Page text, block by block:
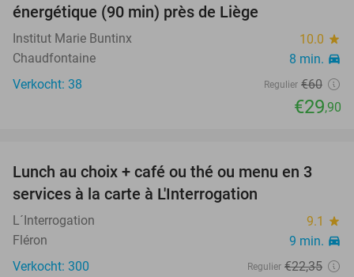
énergétique (90 min) près de Liège
Institut Marie Buntinx 10.0 star
Chaudfontaine 8 min. directions_car
Verkocht: 38 Regulier €60
€29,90
33%
Lunch au choix + café ou thé ou menu en 3
services à la carte à L'Interrogation
L´Interrogation 9.1 star
Fléron 9 min. directions_car
Verkocht: 300 Regulier €22,35